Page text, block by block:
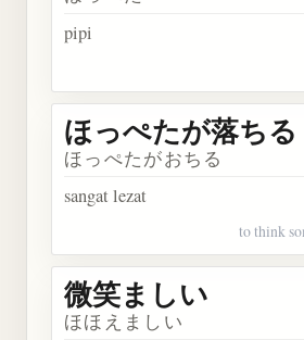
pipi
ほっぺたが落ちる
ほっぺたがおちる
sangat lezat
to think
微笑ましい
ほほえましい